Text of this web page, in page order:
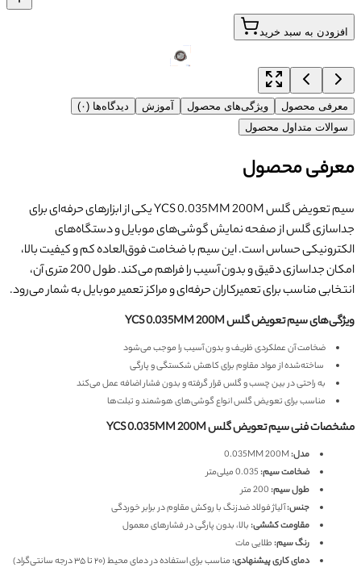
افزودن به سبد خرید
معرفی محصول ویژگی‌های محصول آموزش
دیدگاه‌ها (۰)
سوالات متداول محصول
معرفی محصول
سیم تعویض گلس YCS 0.035MM 200M یکی از ابزارهای حرفه‌ای برای
جداسازی گلس از صفحه نمایش گوشی‌های موبایل و دستگاه‌های
الکترونیکی حساس است. این سیم با ضخامت فوق‌العاده کم و کیفیت بالا،
امکان جداسازی دقیق و بدون آسیب را فراهم می‌کند. طول 200 متری آن،
انتخابی مناسب برای تعمیرکاران حرفه‌ای و مراکز تعمیر موبایل به شمار می‌رود.
ویژگی‌های سیم تعویض گلس YCS 0.035MM 200M
ضخامت آن عملکردی ظریف و بدون آسیب را موجب می‌شود
ساخته‌شده از مواد مقاوم برای کاهش شکستگی و پارگی
به راحتی در بین چسب و گلس قرار گرفته و بدون فشار اضافه عمل می‌کند
مناسب برای تعویض گلس انواع گوشی‌های هوشمند و تبلت‌ها
مشخصات فنی سیم تعویض گلس YCS 0.035MM 200M
مدل:0.035MM 200M
ضخامت سیم:
طول سیم:
جنس:آلیاژ فولاد ضدزنگ با روکش مقاوم در برابر خوردگی
مقاومت کششی:بالا، بدون پارگی در فشارهای معمول
رنگ سیم:طلایی مات
دمای کاری پیشنهادی:مناسب برای استفاده در دمای محیط (۲۰ تا ۳۵ درجه سانتی‌گراد)